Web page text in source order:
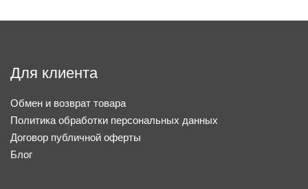
Для клиента
Обмен и возврат товара
Политика обработки персональных данных
Договор публичной оферты
Блог